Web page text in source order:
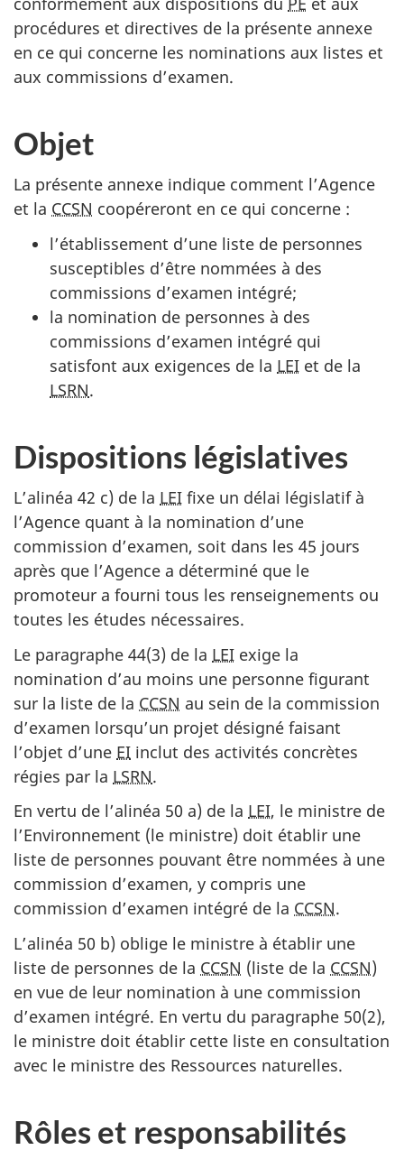
procédures et directives de la présente annexe
en ce qui concerne les nominations aux listes et
aux commissions d’examen.
Objet
La présente annexe indique comment l’Agence
et la CCSN coopéreront en ce qui concerne :
l’établissement d’une liste de personnes
susceptibles d’être nommées à des
commissions d’examen intégré;
la nomination de personnes à des
commissions d’examen intégré qui
satisfont aux exigences de la LEI et de la
LSRN.
Dispositions législatives
L’alinéa 42 c) de la LEI fixe un délai législatif à
l’Agence quant à la nomination d’une
commission d’examen, soit dans les 45 jours
après que l’Agence a déterminé que le
promoteur a fourni tous les renseignements ou
toutes les études nécessaires.
Le paragraphe 44(3) de la LEI exige la
nomination d’au moins une personne figurant
sur la liste de la CCSN au sein de la commission
d’examen lorsqu’un projet désigné faisant
l’objet d’une EI inclut des activités concrètes
régies par la LSRN.
En vertu de l’alinéa 50 a) de la LEI, le ministre de
l’Environnement (le ministre) doit établir une
liste de personnes pouvant être nommées à une
commission d’examen, y compris une
commission d’examen intégré de la CCSN.
L’alinéa 50 b) oblige le ministre à établir une
liste de personnes de la CCSN (liste de la CCSN)
en vue de leur nomination à une commission
d’examen intégré. En vertu du paragraphe 50(2),
le ministre doit établir cette liste en consultation
avec le ministre des Ressources naturelles.
Rôles et responsabilités